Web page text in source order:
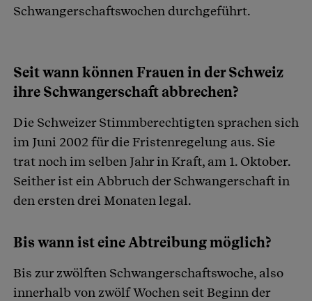
Schwangerschaftswochen durchgeführt.
Seit wann können Frauen in der Schweiz
ihre Schwangerschaft abbrechen?
Die Schweizer Stimmberechtigten sprachen sich
im Juni 2002 für die Fristenregelung aus. Sie
trat noch im selben Jahr in Kraft, am 1. Oktober.
Seither ist ein Abbruch der Schwangerschaft in
den ersten drei Monaten legal.
Bis wann ist eine Abtreibung möglich?
Bis zur zwölften Schwangerschaftswoche, also
innerhalb von zwölf Wochen seit Beginn der